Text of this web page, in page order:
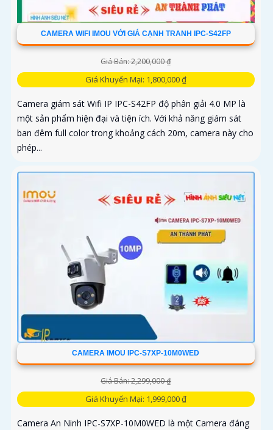
CAMERA WIFI IMOU VỚI GIÁ CẠNH TRANH IPC-S42FP
Giá Bán: 2,200,000 ₫
Giá Khuyến Mại: 1,800,000 ₫
Camera giám sát Wifi IP IPC-S42FP độ phân giải 4.0 MP là
một sản phẩm hiện đại và tiện ích. Với khả năng giám sát
ban đêm full color trong khoảng cách 20m, camera này cho
phép...
CAMERA IMOU IPC-S7XP-10M0WED
Giá Bán: 2,299,000 ₫
Giá Khuyến Mại: 1,999,000 ₫
Camera An Ninh IPC-S7XP-10M0WED là một Camera đáng